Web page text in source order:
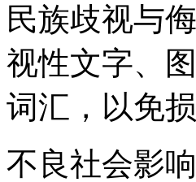
民族歧视与
视性文字、
词汇，以免
不良社会影